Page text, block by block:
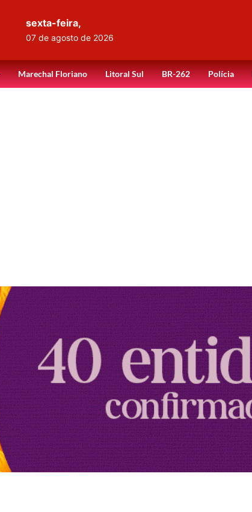
sexta-feira,
07 de agosto de 2026
Marechal Floriano Litoral Sul BR-262 Polícia